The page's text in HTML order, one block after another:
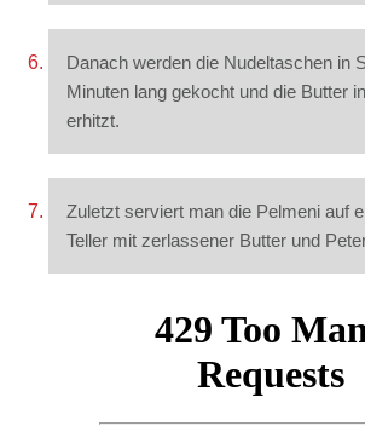
Danach werden die Nudeltaschen in
Minuten lang gekocht und die Butter
erhitzt.
Zuletzt serviert man die Pelmeni auf
Teller mit zerlassener Butter und